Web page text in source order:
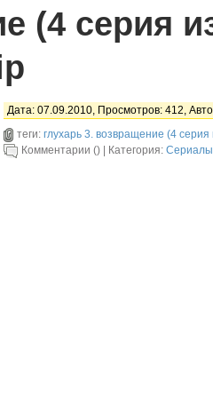
(4 серия
Дата: 07.09.2010, Просмотров: 412,
теги: глухарь 3. возвращение (4 серия
Комментарии () | Категория: Сериалы